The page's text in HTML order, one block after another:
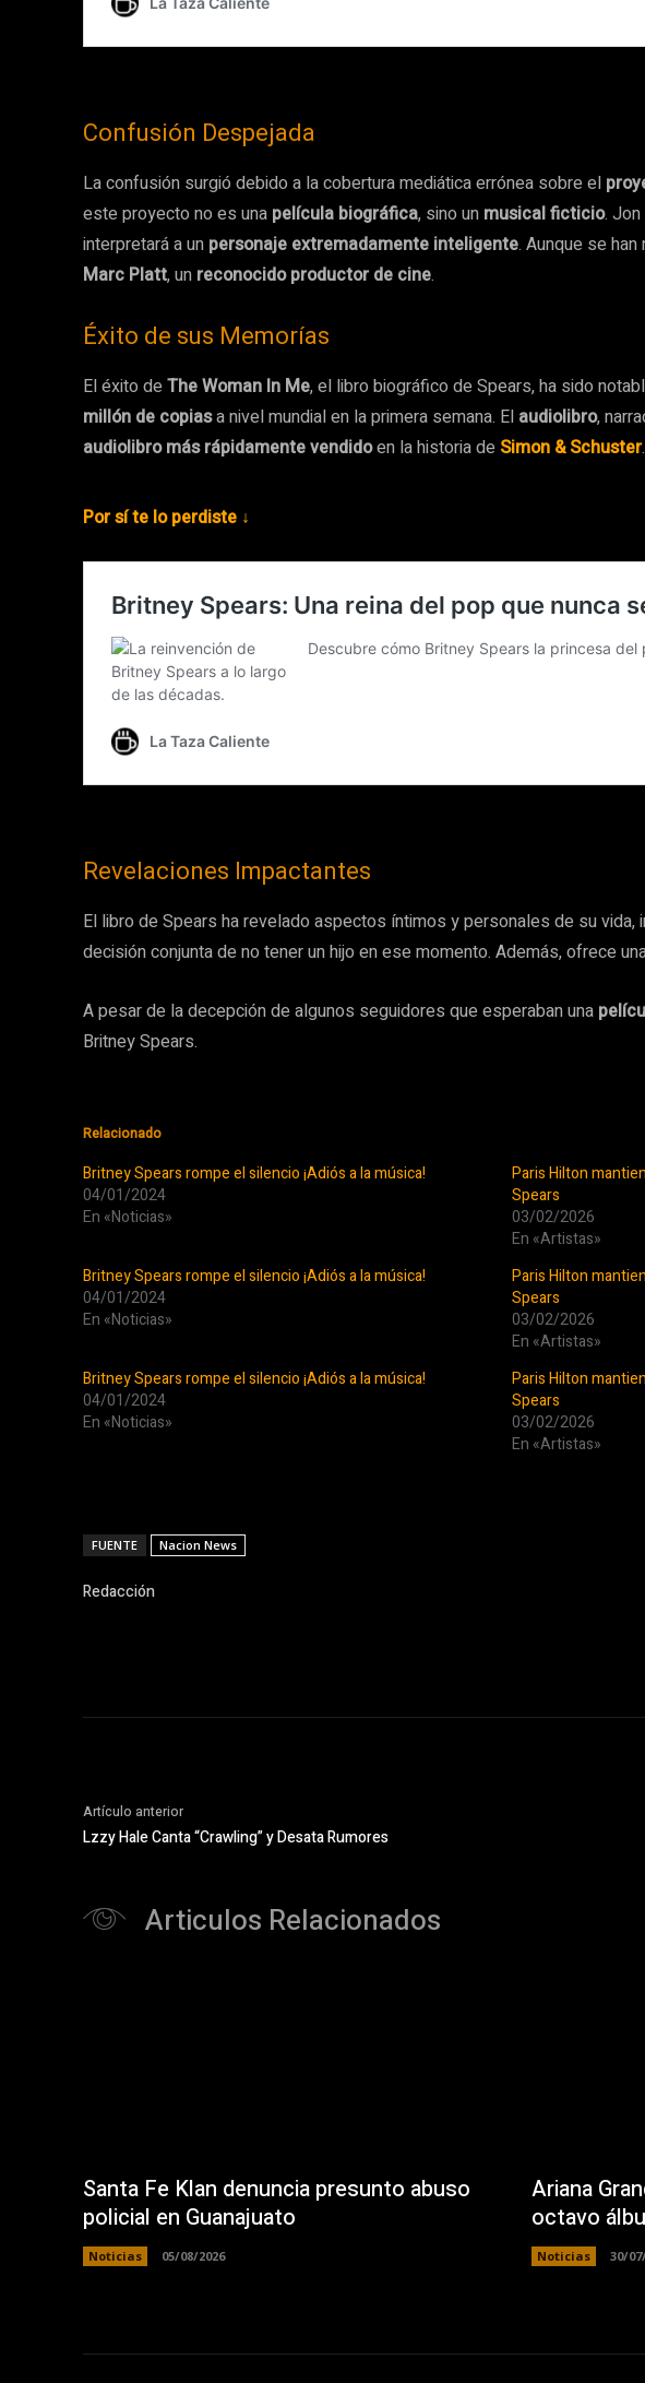
Confusión Despejada
La confusión surgió debido a la cobertura mediática errónea sobre el
este proyecto no es una película biográfica, sino un musical ficticio.
interpretará a un personaje extremadamente inteligente. Aunque se
Marc Platt, un reconocido productor de cine.
Éxito de sus Memorías
El éxito de The Woman In Me, el libro biográfico de Spears, ha sido
millón de copiasa nivel mundial en la primera semana. El audiolibro,
audiolibro más rápidamente vendidoen la historia de Simon & Schuster.
Por sí te lo perdiste ↓
Revelaciones Impactantes
El libro de Spears ha revelado aspectos íntimos y personales de su vida,
decisión conjunta de no tener un hijo en ese momento. Además, ofrece
A pesar de la decepción de algunos seguidores que esperaban una
Britney Spears.
Relacionado
Britney Spears rompe el silencio ¡Adiós a la música!
04/01/2024
En «Noticias»
Paris Hilton
Spears
03/02/2026
En «Artistas»
Britney Spears rompe el silencio ¡Adiós a la música!
04/01/2024
En «Noticias»
Paris Hilton
Spears
03/02/2026
En «Artistas»
Britney Spears rompe el silencio ¡Adiós a la música!
04/01/2024
En «Noticias»
Paris Hilton
Spears
03/02/2026
En «Artistas»
FUENTE Nacion News
Redacción
Artículo anterior
Lzzy Hale Canta “Crawling” y Desata Rumores
Articulos Relacionados
Santa Fe Klan denuncia presunto abuso
policial en Guanajuato
Noticias 05/08/2026
Ariana
octavo
Noticias 30/